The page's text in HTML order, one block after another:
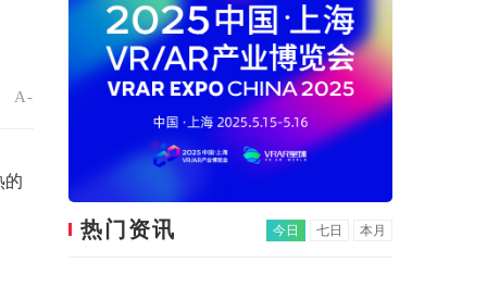
A-
的
热门资讯 今日 七日 本月